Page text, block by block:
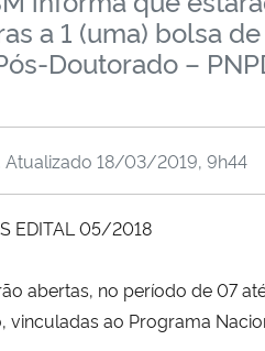
a 1 (uma) bolsa
Doutorado –
Atualizado 18/03/2019, 9h44
EDITAL 05/2018
abertas, no período de 07
ao Programa